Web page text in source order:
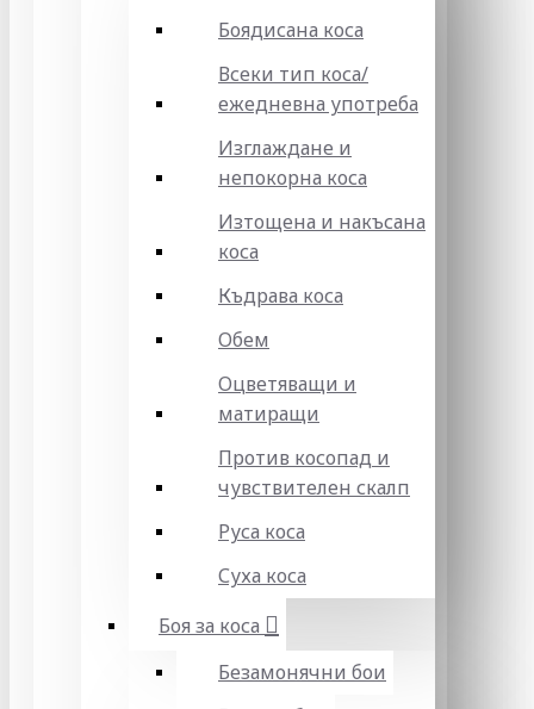
Боядисана коса
Всеки тип коса/
ежедневна употреба
Изглаждане и
непокорна коса
Изтощена и накъсана
коса
Къдрава коса
Обем
Оцветяващи и
матиращи
Против косопад и
чувствителен скалп
Руса коса
Суха коса
Боя за коса
Безамонячни бои